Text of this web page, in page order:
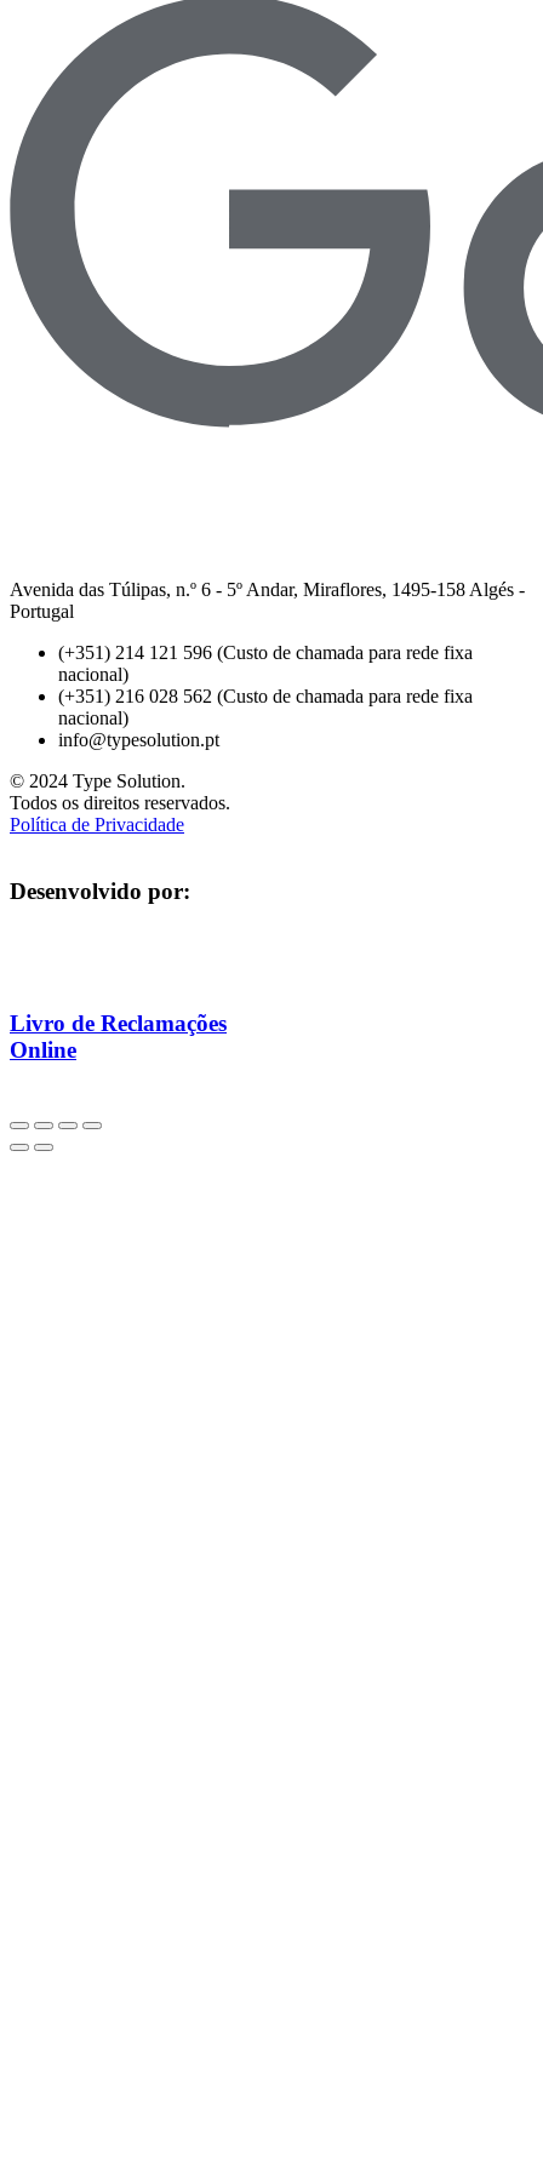
Avenida das Túlipas, n.º 6 - 5º Andar, Miraflores, 1495-158 Algés -
Portugal
(+351) 214 121 596 (Custo de chamada para rede fixa
nacional)
(+351) 216 028 562 (Custo de chamada para rede fixa
nacional)
info@typesolution.pt
© 2024 Type Solution.
Todos os direitos reservados.
Política de Privacidade
Desenvolvido por:
Livro de Reclamações
Online